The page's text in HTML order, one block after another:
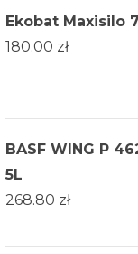
Ekobat Maxisilo
180.00 zł
BASF WING P
5L
268.80 zł